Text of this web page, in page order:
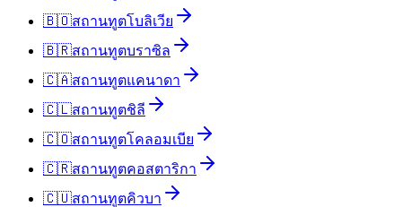
🇧🇴สถานทูตโบลิเวีย
🇧🇷สถานทูตบราซิล
🇨🇦สถานทูตแคนาดา
🇨🇱สถานทูตชิลี
🇨🇴สถานทูตโคลอมเบีย
🇨🇷สถานทูตคอสตาริกา
🇨🇺สถานทูตคิวบา